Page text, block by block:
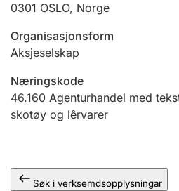
Ektepaktrettleiaren
0301 OSLO, Norge
Organisasjonsform
Aksjeselskap
Næringskode
46.160 Agenturhandel med
skotøy og lêrvarer
Søk i verksemdsopplysningar